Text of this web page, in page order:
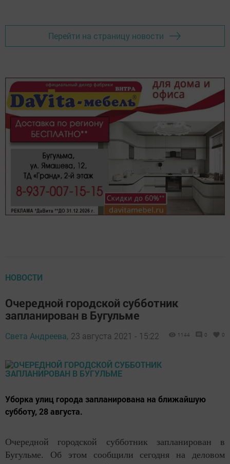
Перейти на страницу новости
НОВОСТИ
Очередной городской субботник
запланирован в Бугульме
Света Андреева, 23 августа 2021 - 15:22 1144 0 0
Уборка улиц города запланирована на ближайшую
субботу, 28 августа.
Очередной городской субботник запланирован в
Бугульме. Об этом сообщили сегодня на деловом